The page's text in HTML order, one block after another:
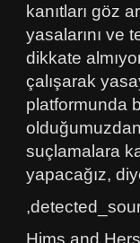
kanıtları göz
yasalarını ve
dikkate
çalışarak
platformunda
suçlamalara
yapacağız,
Hims and